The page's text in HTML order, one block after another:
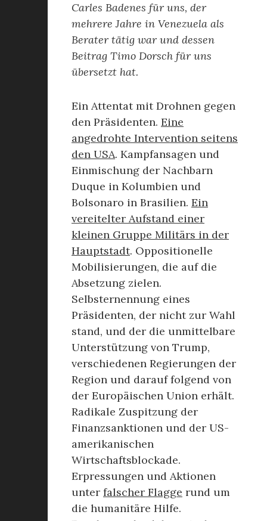
Carles Badenes für uns, der
mehrere Jahre in Venezuela als
Berater tätig war und dessen
Beitrag Timo Dorsch für uns
übersetzt hat.
Ein Attentat mit Drohnen gegen
den Präsidenten. Eine
angedrohte Intervention seitens
den USA. Kampfansagen und
Einmischung der Nachbarn
Duque in Kolumbien und
Bolsonaro in Brasilien. Ein
vereitelter Aufstand einer
kleinen Gruppe Militärs in der
Hauptstadt. Oppositionelle
Mobilisierungen, die auf die
Absetzung zielen.
Selbsternennung eines
Präsidenten, der nicht zur Wahl
stand, und der die unmittelbare
Unterstützung von Trump,
verschiedenen Regierungen der
Region und darauf folgend von
der Europäischen Union erhält.
Radikale Zuspitzung der
Finanzsanktionen und der US-
amerikanischen
Wirtschaftsblockade.
Erpressungen und Aktionen
unter falscher Flagge rund um
die humanitäre Hilfe.